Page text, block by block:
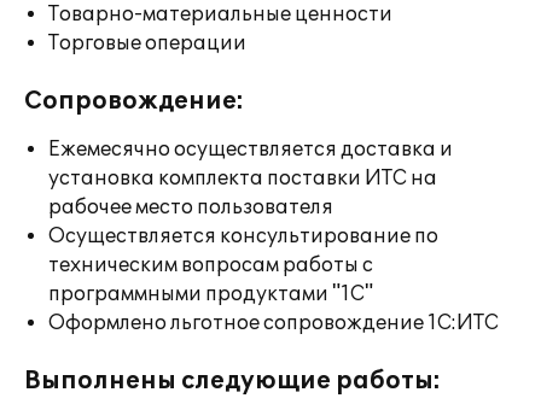
Товарно-материальные ценности
Торговые операции
Сопровождение:
Ежемесячно осуществляется доставка и
установка комплекта поставки ИТС на
рабочее место пользователя
Осуществляется консультирование по
техническим вопросам работы с
программными продуктами "1С"
Оформлено льготное сопровождение 1С:ИТС
Выполнены следующие работы: